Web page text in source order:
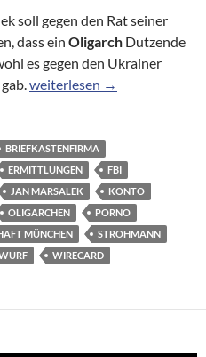
soll gegen den Rat seiner
dass ein Oligarch Dutzende
es gegen den Ukrainer
Wirecard-Skandal: Die
weiterlesen →
BRIEFKASTENFIRMA
ERMITTLUNGEN
FBI
JAN MARSALEK
KONTO
OLIGARCHEN
PORNO
MÜNCHEN
STROHMANN
WIRECARD